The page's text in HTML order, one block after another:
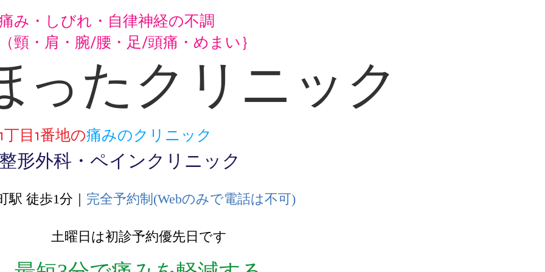
み・しびれ・自律神経の不調
頸・肩・腕/腰・足/頭痛・めまい｝
ったクリニック
丁目1番地の痛みのクリニック
形外科・ペインクリニック
駅 徒歩1分｜ 完全予約制(Webのみで電話は不可)
土曜日は初診予約優先日です